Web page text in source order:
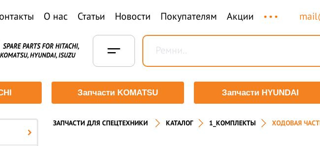
О нас Статьи Новости Покупателям Акции ...
Запчасти KOMATSU Запчасти HYUNDAI
ЗАПЧАСТИ ДЛЯ СПЕЦТЕХНИКИ КАТАЛОГ 1_КОМПЛЕКТЫ ХОДОВАЯ